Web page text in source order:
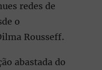
redes de
o
Rousseff.
abastada do